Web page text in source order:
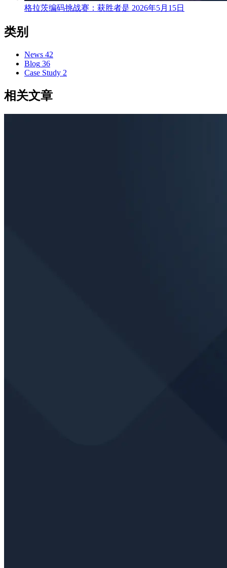
格拉茨编码挑战赛：获胜者是 2026年5月15日
类别
News 42
Blog 36
Case Study 2
相关文章